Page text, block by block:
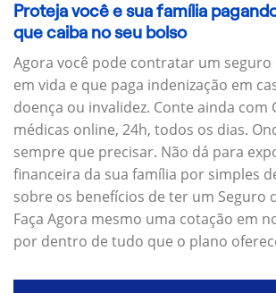
Proteja você e sua família
que caiba no seu bolso
Agora você pode contratar um seguro
em vida e que paga indenização em
doença ou invalidez. Conte ainda com
médicas online, 24h, todos os dias.
sempre que precisar. Não dá para
financeira da sua família por simples
sobre os benefícios de ter um Seguro
Faça Agora mesmo uma cotação em
por dentro de tudo que o plano